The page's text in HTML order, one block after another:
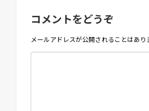
コメントをどうぞ
メールアドレスが公開されることはあり